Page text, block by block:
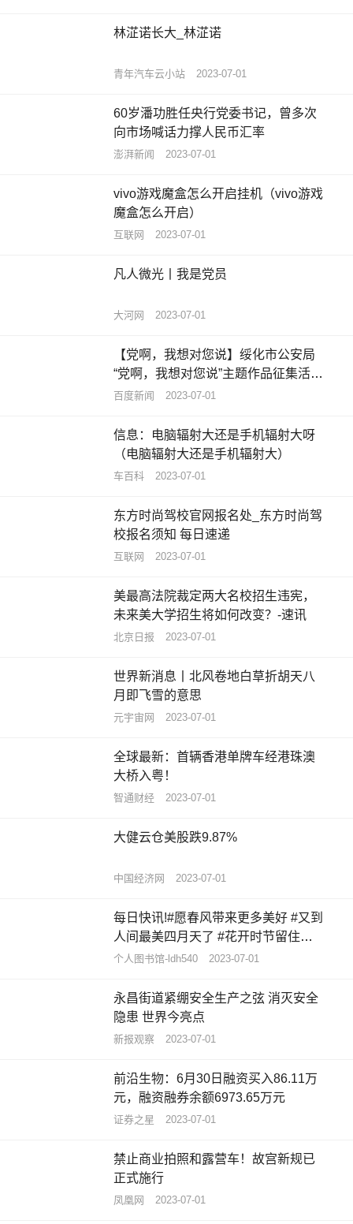
林淽诺长大_林淽诺
青年汽车云小站 2023-07-01
60岁潘功胜任央行党委书记，曾多次
向市场喊话力撑人民币汇率
澎湃新闻 2023-07-01
vivo游戏魔盒怎么开启挂机（vivo游戏
魔盒怎么开启）
互联网 2023-07-01
凡人微光丨我是党员
大河网 2023-07-01
【党啊，我想对您说】绥化市公安局
“党啊，我想对您说”主题作品征集活动
获奖名单揭晓-今日视点
百度新闻 2023-07-01
信息：电脑辐射大还是手机辐射大呀
（电脑辐射大还是手机辐射大）
车百科 2023-07-01
东方时尚驾校官网报名处_东方时尚驾
校报名须知 每日速递
互联网 2023-07-01
美最高法院裁定两大名校招生违宪，
未来美大学招生将如何改变？-速讯
北京日报 2023-07-01
世界新消息丨北风卷地白草折胡天八
月即飞雪的意思
元宇宙网 2023-07-01
全球最新：首辆香港单牌车经港珠澳
大桥入粤！
智通财经 2023-07-01
大健云仓美股跌9.87%
中国经济网 2023-07-01
每日快讯!#愿春风带来更多美好 #又到
人间最美四月天了 #花开时节留住美
好 #春暖花...
个人图书馆-ldh540 2023-07-01
永昌街道紧绷安全生产之弦 消灭安全
隐患 世界今亮点
新报观察 2023-07-01
前沿生物：6月30日融资买入86.11万
元，融资融券余额6973.65万元
证券之星 2023-07-01
禁止商业拍照和露营车！故宫新规已
正式施行
凤凰网 2023-07-01